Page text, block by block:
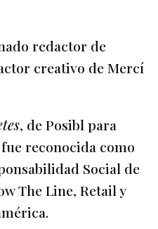
redactor de
creativo de Mercí
, de Posibl para
reconocida como
Social de
The Line, Retail y